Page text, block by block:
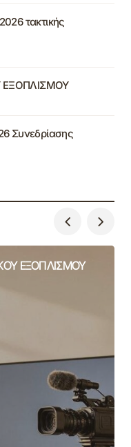
τακτικής
ΕΞΟΠΛΙΣΜΟΥ
Συνεδρίασης
ΕΞΟΠΛΙΣΜΟΥ